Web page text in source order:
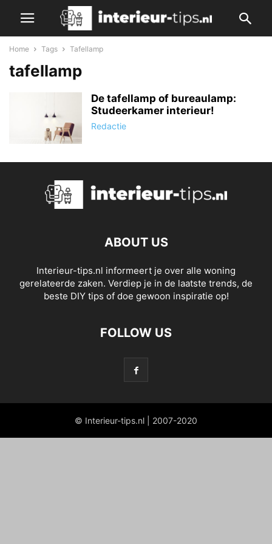
Home Tags Tafellamp
tafellamp
De tafellamp of bureaulamp:
Studeerkamer interieur!
Redactie
ABOUT US
Interieur-tips.nl informeert je over alle woning
gerelateerde zaken. Verdiep je in de laatste trends, de
beste DIY tips of doe gewoon inspiratie op!
FOLLOW US
© Interieur-tips.nl | 2007-2020